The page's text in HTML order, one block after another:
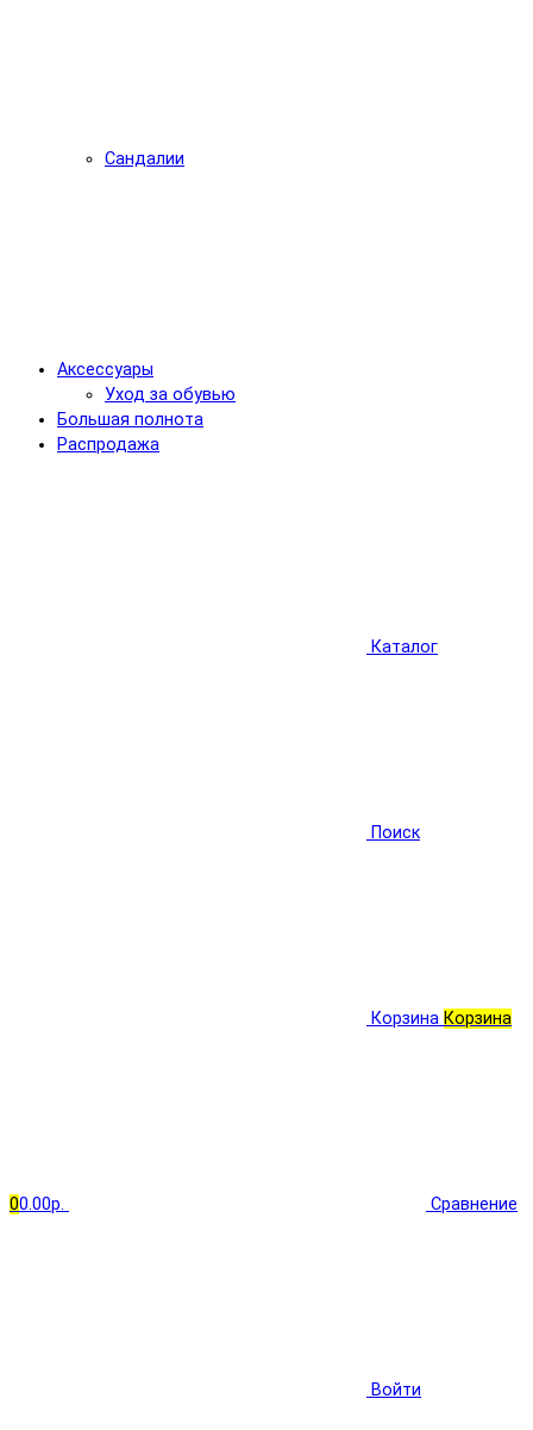
Сандалии
Аксессуары
Уход за обувью
Большая полнота
Распродажа
Каталог
Поиск
Корзина Корзина
00.00р. Сравнение
Войти